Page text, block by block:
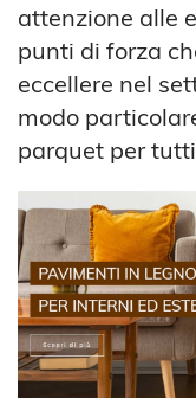
attenzione alle
punti di forza
eccellere nel
modo
parquet per